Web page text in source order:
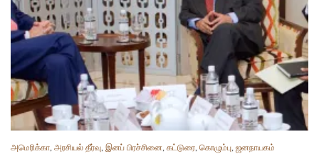
அமெரிக்கா, அரசியல் தீர்வு, இனப் பிரச்சினை, கட்டுரை, கொழும்பு, ஜனநாயகம்